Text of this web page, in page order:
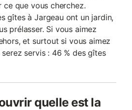
ce que vous cherchez.
gîtes à Jargeau ont un jardin,
prélasser. Si vous aimez
et surtout si vous aimez
servis : 46 % des gîtes
quelle est la